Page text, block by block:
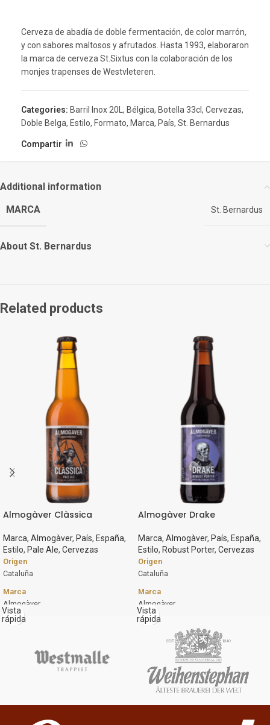
Cerveza de abadía de doble fermentación, de color marrón,
y con sabores maltosos y afrutados. Hasta 1993, elaboraron
la marca de cerveza St.Sixtus con la colaboración de los
monjes trapenses de Westvleteren.
Categories: Barril Inox 20L , Bélgica, Botella 33cl, Cervezas,
Doble Belga, Estilo, Formato, Marca, País, St. Bernardus
Compartir
Additional information
MARCA
St. Bernardus
About St. Bernardus
Related products
Almogàver Clàssica
Marca, Almogàver, País, España,
Estilo, Pale Ale, Cervezas
Origen
Cataluña
Marca
Almogàver
Estilo
Graduación Alcohólica
hace 10 años. Es refrescante con
cuerpo y sabor intenso, los aromas a
Vista
rápida
Almogàver Drake
Marca, Almogàver, País, España,
Estilo, Robust Porter, Cervezas
Origen
Cataluña
Marca
Almogàver
Estilo
Robust Porter
Graduación Alcohólica
Homenaje a los que son fieles a sus
principios, que no les importa el qué
dirán. Sin miedo como los piratas.
Aromas a chocolate y café de color
Vista
rápida